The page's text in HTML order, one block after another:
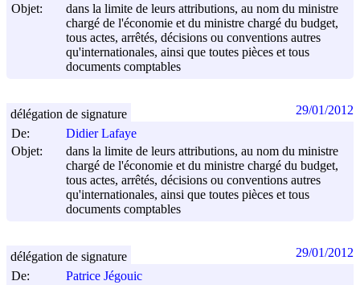
Objet:
dans la limite de leurs attributions, au nom du ministre
chargé de l'économie et du ministre chargé du budget,
tous actes, arrêtés, décisions ou conventions autres
qu'internationales, ainsi que toutes pièces et tous
documents comptables
De:
Didier Lafaye
Objet:
dans la limite de leurs attributions, au nom du ministre
chargé de l'économie et du ministre chargé du budget,
tous actes, arrêtés, décisions ou conventions autres
qu'internationales, ainsi que toutes pièces et tous
documents comptables
délégation de signature 29/01/2012
De:
Patrice Jégouic
délégation de signature 29/01/2012